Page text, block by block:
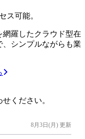
ス可能。
網羅したクラウド型在
シンプルながらも業
ください。
8月3日(月) 更新